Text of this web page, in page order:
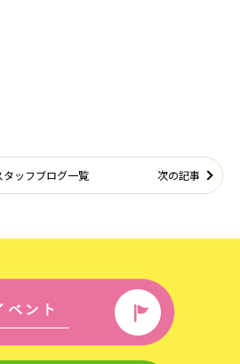
タッフブログ一覧 次の記事